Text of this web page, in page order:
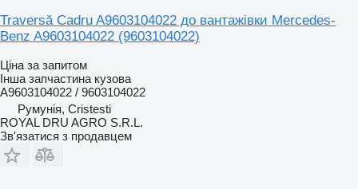
Traversă Cadru A9603104022 до вантажівки Mercedes-
Benz A9603104022 (9603104022)
Ціна за запитом
Інша запчастина кузова
A9603104022 / 9603104022
Румунія, Cristesti
ROYAL DRU AGRO S.R.L.
Зв'язатися з продавцем